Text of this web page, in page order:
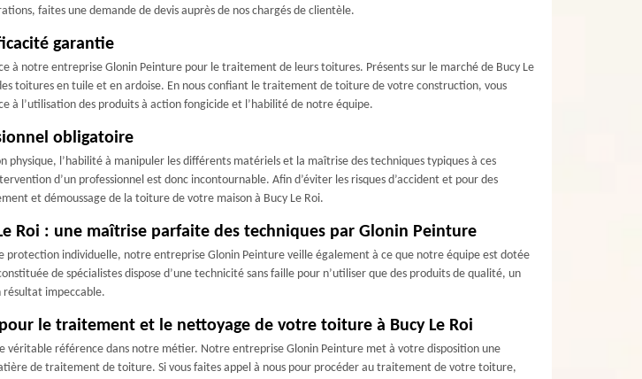
faites une demande de devis auprès de nos chargés de clientèle.
garantie
à notre entreprise Glonin Peinture pour le traitement de leurs toitures. Présents sur le marché de Bucy Le
toitures en tuile et en ardoise. En nous confiant le traitement de toiture de votre construction, vous
l’utilisation des produits à action fongicide et l’habilité de notre équipe.
obligatoire
l’habilité à manipuler les différents matériels et la maîtrise des techniques typiques à ces
d’un professionnel est donc incontournable. Afin d’éviter les risques d’accident et pour des
et démoussage de la toiture de votre maison à Bucy Le Roi.
Roi : une maîtrise parfaite des techniques par Glonin Peinture
protection individuelle, notre entreprise Glonin Peinture veille également à ce que notre équipe est dotée
de spécialistes dispose d’une technicité sans faille pour n’utiliser que des produits de qualité, un
résultat impeccable.
le traitement et le nettoyage de votre toiture à Bucy Le Roi
référence dans notre métier. Notre entreprise Glonin Peinture met à votre disposition une
de traitement de toiture. Si vous faites appel à nous pour procéder au traitement de votre toiture,